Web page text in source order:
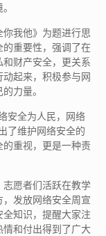
我他》为题进行思
重要性，强调了在
财产安全，更关系
起来，积极参与网
力量。
安全为人民，网络
了维护网络安全的
的重视，更是一种责
志愿者们活跃在教学
发放网络安全周宣
知识，提醒大家注
情和付出得到了广大